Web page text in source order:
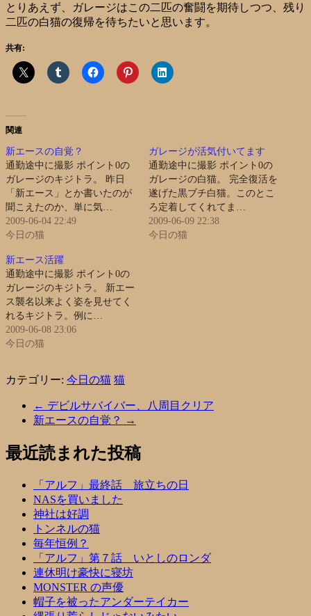
とりあえず、ガレージはこの二匹の奮闘を期待しつつ、残り
二匹の白猫の復帰を待ちたいと思います。
共有:
関連
新エースの自覚？
通勤途中に撮影 ポイント0の
ガレージのキジトラ。 昨日
「新エース」とか書いたのが
聞こえたのか、単に気…
2009-06-04 22:49
今日の猫
ガレージが活気付いてます
通勤途中に撮影 ポイント0の
ガレージの白猫。 完全復活を
遂げた黒ブチ白猫。このとこ
ろ定着してくれてま…
2009-06-09 22:38
今日の猫
新エース活躍
通勤途中に撮影 ポイント0の
ガレージのキジトラ。 新エー
ス襲名以来よく姿を見せてく
れるキジトラ。例に…
2009-06-08 23:06
今日の猫
カテゴリー: 今日の猫 猫
← デビルサバイバー、八周目クリア
新エースの自覚？
→
最近読まれた投稿
「アルフ」最終話 旅立ちの日
NASを買いました
神社は好調
トンネルの猫
毎年恒例？
「アルフ」第７話 いとしのロンダ
連休明け豪快に寝坊
MONSTER の声優
帽子を被ったアンダーテイカー